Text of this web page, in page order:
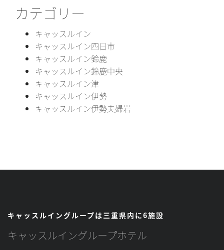
カテゴリー
キャッスルイン
キャッスルイン四日市
キャッスルイン鈴鹿
キャッスルイン鈴鹿中央
キャッスルイン津
キャッスルイン伊勢
キャッスルイン伊勢夫婦岩
キャッスルイングループは三重県内に6施設
キャッスルイングループホテル